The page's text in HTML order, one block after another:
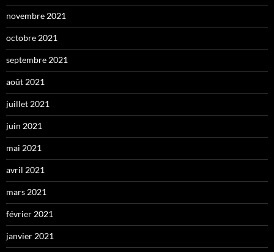
novembre 2021
octobre 2021
septembre 2021
août 2021
juillet 2021
juin 2021
mai 2021
avril 2021
mars 2021
février 2021
janvier 2021